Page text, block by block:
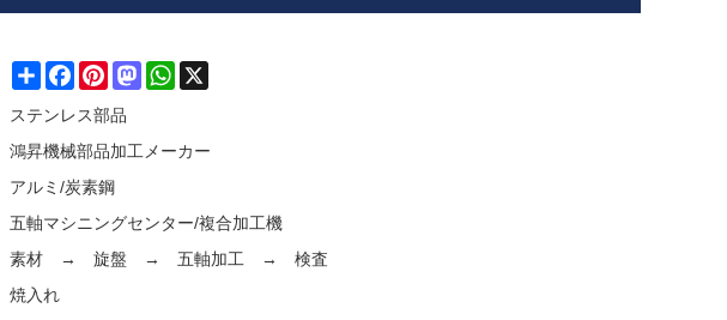
ShareFacebookPinterestMastodonWhatsApp
ステンレス部品
鴻昇機械部品加工メーカー
アルミ/炭素鋼
五軸マシニングセンター/複合加工機
素材 → 旋盤 → 五軸加工 → 検査
焼入れ